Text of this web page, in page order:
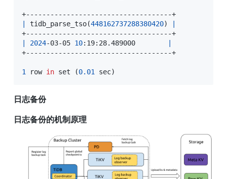
tidb_parse_tso(448162737288380420)
2024-03-05 10:19:28.489000
+------------------------------------+
1 row in set (0.01 sec)
日志备份
日志备份的机制原理